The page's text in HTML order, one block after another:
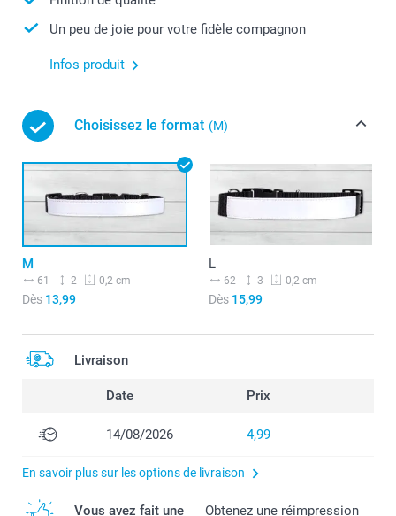
Un peu de joie pour votre fidèle compagnon
Infos produit
Choisissez le format (M)
M
61 2 0,2 cm
Dès 13,99
L
62 3 0,2 cm
Dès15,99
Livraison
Date Prix
14/08/2026 4,99
En savoir plus sur les options de livraison
Vous avez fait une
Obtenez une réimpression